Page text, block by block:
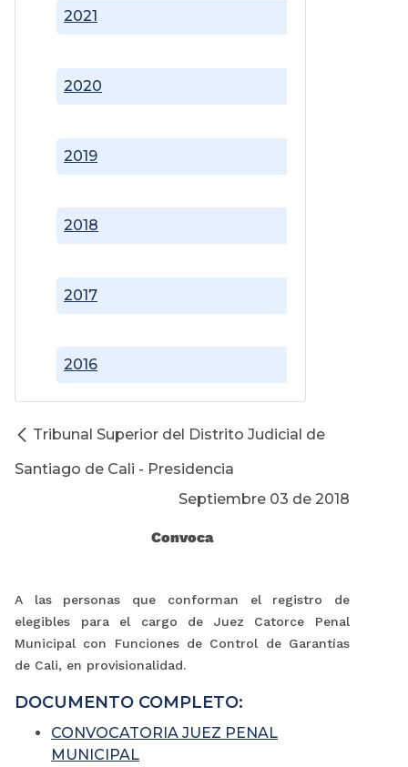
2016
2017
2018
2019
2020
2021
Tribunal Superior del Distrito Judicial de
Santiago de Cali - Presidencia
Septiembre 03 de 2018
Convoca
A las personas que conforman el registro de
elegibles para el cargo de Juez Catorce Penal
Municipal con Funciones de Control de Garantías
de Cali, en provisionalidad.
DOCUMENTO COMPLETO:
CONVOCATORIA JUEZ PENAL
MUNICIPAL